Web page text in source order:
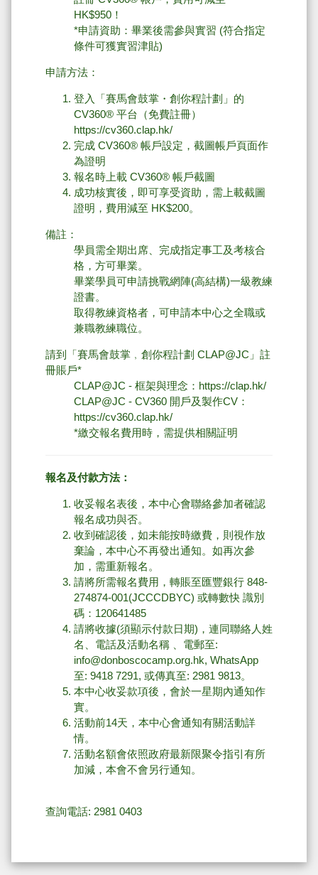
HK$950！
*申請資助：畢業後需參與實習 (符合指定
條件可獲實習津貼)
申請方法：
登入「賽馬會鼓掌・創你程計劃」的
CV360® 平台（免費註冊）
https://cv360.clap.hk/
完成 CV360® 帳戶設定，截圖帳戶頁面作
為證明
報名時上載 CV360® 帳戶截圖
成功核實後，即可享受資助，需上載截圖
證明，費用減至 HK$200。
備註：
學員需全期出席、完成指定事工及考核合
格，方可畢業。
畢業學員可申請挑戰網陣(高結構)一級教練
證書。
取得教練資格者，可申請本中心之全職或
兼職教練職位。
請到「賽馬會鼓掌﹐創你程計劃 CLAP@JC」註
冊賬戶*
CLAP@JC - 框架與理念： https://clap.hk/
CLAP@JC - CV360 開戶及製作CV：
https://cv360.clap.hk/
*繳交報名費用時，需提供相關証明
報名及付款方法：
收妥報名表後，本中心會聯絡參加者確認
報名成功與否。
收到確認後，如未能按時繳費，則視作放
棄論，本中心不再發出通知。如再次參
加，需重新報名。
請將所需報名費用，轉賬至匯豐銀行 848-
274874-001(JCCCDBYC) 或轉數快 識別
碼：120641485
請將收據(須顯示付款日期)，連同聯絡人姓
名、電話及活動名稱 、電郵至:
info@donboscocamp.org.hk, WhatsApp
至: 9418 7291, 或傳真至: 2981 9813。
本中心收妥款項後，會於一星期內通知作
實。
活動前14天，本中心會通知有關活動詳
情。
活動名額會依照政府最新限聚令指引有所
加減，本會不會另行通知。
查詢電話: 2981 0403